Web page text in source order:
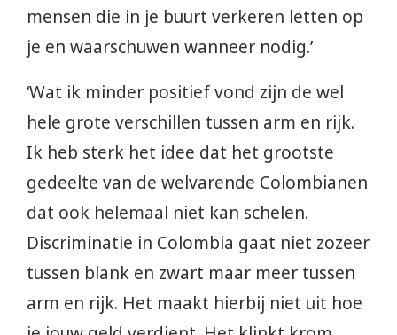
mensen die in je buurt verkeren letten op
je en waarschuwen wanneer nodig.’
‘Wat ik minder positief vond zijn de wel
hele grote verschillen tussen arm en rijk.
Ik heb sterk het idee dat het grootste
gedeelte van de welvarende Colombianen
dat ook helemaal niet kan schelen.
Discriminatie in Colombia gaat niet zozeer
tussen blank en zwart maar meer tussen
arm en rijk. Het maakt hierbij niet uit hoe